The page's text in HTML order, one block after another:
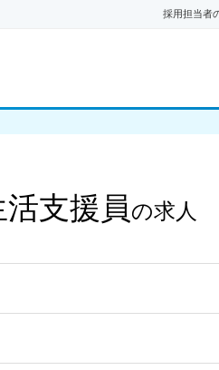
採用担当者
活支援員 の求人